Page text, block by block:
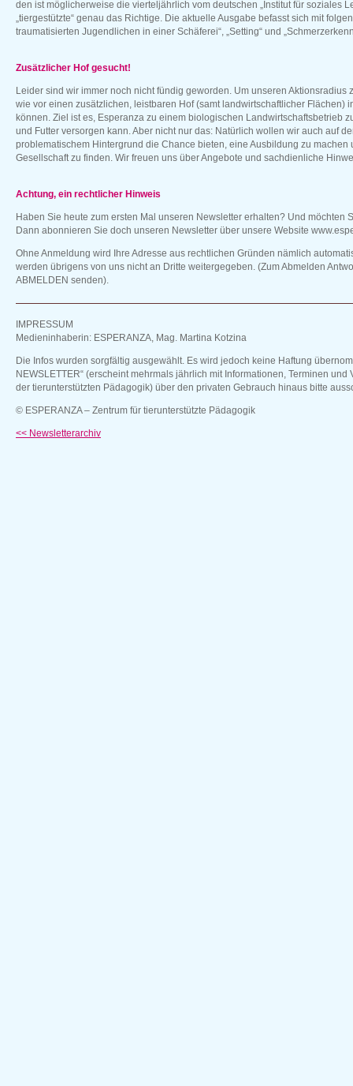
den ist möglicherweise die vierteljährlich vom deutschen „Institut für soziales
„tiergestützte“ genau das Richtige. Die aktuelle Ausgabe befasst sich mit
traumatisierten Jugendlichen in einer Schäferei“, „Setting“ und
Zusätzlicher Hof gesucht!
Leider sind wir immer noch nicht fündig geworden. Um unseren
wie vor einen zusätzlichen, leistbaren Hof (samt landwirtschaftlicher Flächen)
können. Ziel ist es, Esperanza zu einem biologischen Landwirtschaftsbetrieb
und Futter versorgen kann. Aber nicht nur das: Natürlich wollen wir auch auf
problematischem Hintergrund die Chance bieten, eine Ausbildung zu machen
Gesellschaft zu finden. Wir freuen uns über Angebote und sachdienliche
Achtung, ein rechtlicher Hinweis
Haben Sie heute zum ersten Mal unseren Newsletter erhalten? Und möchten
Dann abonnieren Sie doch unseren Newsletter über unsere Website
Ohne Anmeldung wird Ihre Adresse aus rechtlichen Gründen nämlich
werden übrigens von uns nicht an Dritte weitergegeben. (Zum Abmelden
ABMELDEN senden).
IMPRESSUM
Medieninhaberin: ESPERANZA, Mag. Martina Kotzina
Die Infos wurden sorgfältig ausgewählt. Es wird jedoch keine Haftung
NEWSLETTER“ (erscheint mehrmals jährlich mit Informationen, Terminen
der tierunterstützten Pädagogik) über den privaten Gebrauch hinaus bitte
© ESPERANZA – Zentrum für tierunterstützte Pädagogik
<< Newsletterarchiv